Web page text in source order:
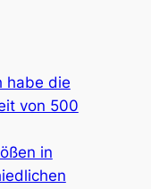
habe die
von 500
in